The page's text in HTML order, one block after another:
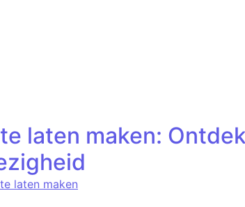
laten maken:
laten maken